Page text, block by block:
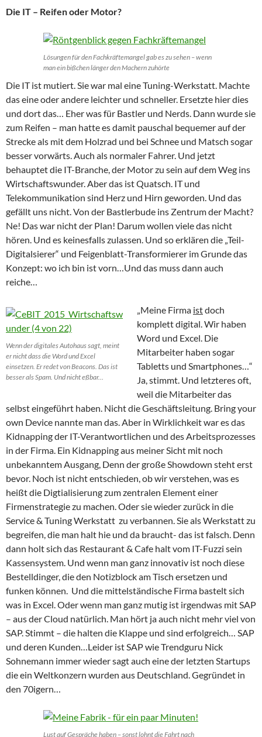
Die IT – Reifen oder Motor?
Lösungen für den Fachkräftemangel gab es zu sehen – wenn
man ein bißchen länger den Machern zuhörte
Die IT ist mutiert. Sie war mal eine Tuning-Werkstatt. Machte
das eine oder andere leichter und schneller. Ersetzte hier dies
und dort das… Eher was für Bastler und Nerds. Dann wurde sie
zum Reifen – man hatte es damit pauschal bequemer auf der
Strecke als mit dem Holzrad und bei Schnee und Matsch sogar
besser vorwärts. Auch als normaler Fahrer. Und jetzt
behauptet die IT-Branche, der Motor zu sein auf dem Weg ins
Wirtschaftswunder. Aber das ist Quatsch. IT und
Telekommunikation sind Herz und Hirn geworden. Und das
gefällt uns nicht. Von der Bastlerbude ins Zentrum der Macht?
Ne! Das war nicht der Plan! Darum wollen viele das nicht
hören. Und es keinesfalls zulassen. Und so erklären die „Teil-
Digitalsierer“ und Feigenblatt-Transformierer im Grunde das
Konzept: wo ich bin ist vorn…Und das muss dann auch
reiche…
Wenn der digitales Autohaus sagt, meint
er nicht dass die Word und Excel
einsetzen. Er redet von Beacons. Das ist
besser als Spam. Und nicht eßbar…
„Meine Firma istdoch
komplett digital. Wir haben
Word und Excel. Die
Mitarbeiter haben sogar
Tabletts und Smartphones…“
Ja, stimmt. Und letzteres oft,
weil die Mitarbeiter das
selbst eingeführt haben. Nicht die Geschäftsleitung. Bring your
own Device nannte man das. Aber in Wirklichkeit war es das
Kidnapping der IT-Verantwortlichen und des Arbeitsprozesses
in der Firma. Ein Kidnapping aus meiner Sicht mit noch
unbekanntem Ausgang, Denn der große Showdown steht erst
bevor. Noch ist nicht entschieden, ob wir verstehen, was es
heißt die Digtialisierung zum zentralen Element einer
Firmenstrategie zu machen. Oder sie wieder zurück in die
Service & Tuning Werkstatt zu verbannen. Sie als Werkstatt zu
begreifen, die man halt hie und da braucht- das ist falsch. Denn
dann holt sich das Restaurant & Cafe halt vom IT-Fuzzi sein
Kassensystem. Und wenn man ganz innovativ ist noch diese
Bestelldinger, die den Notizblock am Tisch ersetzen und
funken können. Und die mittelständische Firma bastelt sich
was in Excel. Oder wenn man ganz mutig ist irgendwas mit SAP
– aus der Cloud natürlich. Man hört ja auch nicht mehr viel von
SAP. Stimmt – die halten die Klappe und sind erfolgreich… SAP
und deren Kunden…Leider ist SAP wie Trendguru Nick
Sohnemann immer wieder sagt auch eine der letzten Startups
die ein Weltkonzern wurden aus Deutschland. Gegründet in
den 70igern…
Lust auf Gespräche haben – sonst lohnt die Fahrt nach